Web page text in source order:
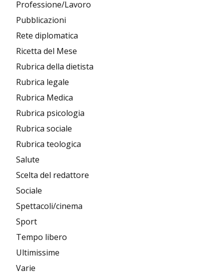
Professione/Lavoro
Pubblicazioni
Rete diplomatica
Ricetta del Mese
Rubrica della dietista
Rubrica legale
Rubrica Medica
Rubrica psicologia
Rubrica sociale
Rubrica teologica
Salute
Scelta del redattore
Sociale
Spettacoli/cinema
Sport
Tempo libero
Ultimissime
Varie